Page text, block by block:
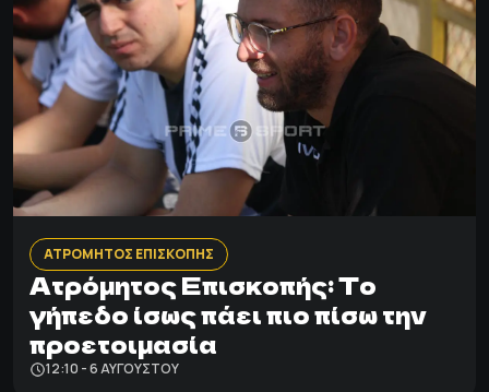
ΑΤΡΟΜΗΤΟΣ ΕΠΙΣΚΟΠΗΣ
Ατρόμητος Επισκοπής: Το
γήπεδο ίσως πάει πιο πίσω την
προετοιμασία
12:10 - 6 ΑΥΓΟΎΣΤΟΥ